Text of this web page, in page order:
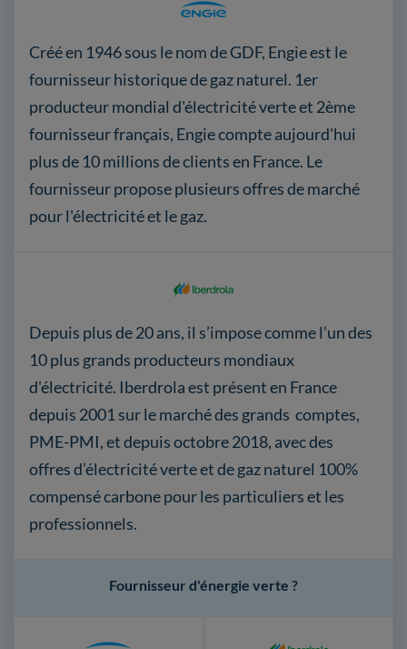
Créé en 1946 sous le nom de GDF, Engie est le
fournisseur historique de gaz naturel. 1er
producteur mondial d'électricité verte et 2ème
fournisseur français, Engie compte aujourd'hui
plus de 10 millions de clients en France. Le
fournisseur propose plusieurs offres de marché
pour l'électricité et le gaz.
Depuis plus de 20 ans, il s’impose comme l’un des
10 plus grands producteurs mondiaux
d'électricité. Iberdrola est présent en France
depuis 2001 sur le marché des grands comptes,
PME-PMI, et depuis octobre 2018, avec des
offres d’électricité verte et de gaz naturel 100%
compensé carbone pour les particuliers et les
professionnels.
Fournisseur d'énergie verte ?